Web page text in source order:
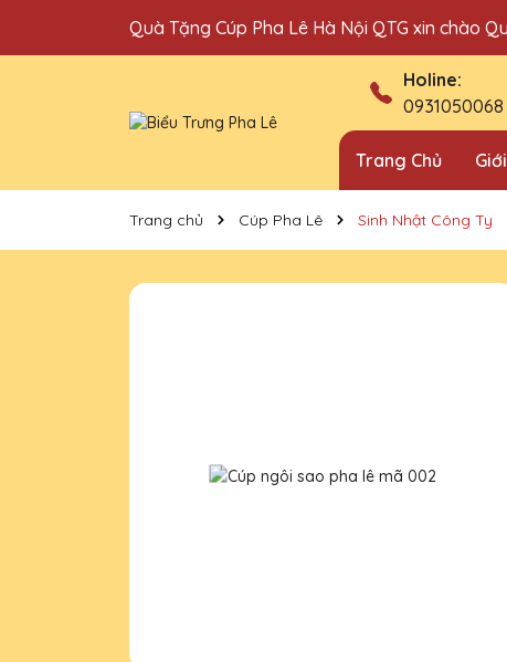
Quà Tặng Cúp Pha Lê Hà Nội QTG xin chào
Địa chỉ bán cúp vinh danh uy tín tại Hà Nội!
Holine:
0931050068
Trang Chủ
Trang chủ Cúp Pha Lê Sinh Nhật Công Ty